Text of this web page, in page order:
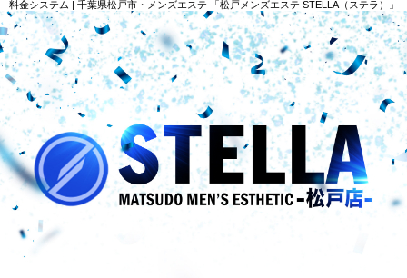
料金システム | 千葉県松戸市・メンズエステ 「松戸メンズエステ STELLA（ステラ）」